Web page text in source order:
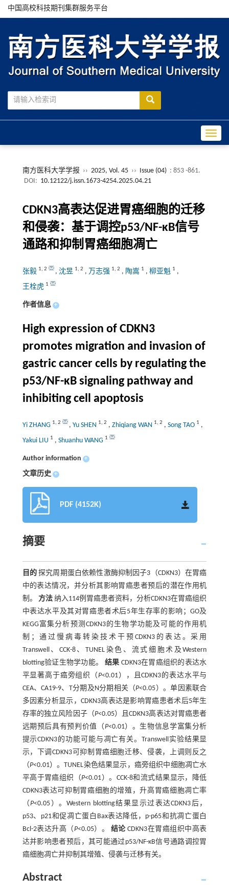
中国高校科技期刊集群服务平台
南方医科大学学报 ›› 2025, Vol. 45 ›› Issue (04) : 853 -861.
DOI: 10.12122/j.issn.1673-4254.2025.04.21
CDKN3高表达促进胃癌细胞的迁移
和侵袭：基于调控p53/NF-κB信号
通路和抑制胃癌细胞凋亡
张毅 1, 2 , 沈昱 1, 2 , 万志强 1, 2 , 陶嵩 1 , 柳亚魁 1 ,
王栓虎 1
作者信息 +
High expression of CDKN3
promotes migration and invasion of
gastric cancer cells by regulating the
p53/NF-κB signaling pathway and
inhibiting cell apoptosis
Yi ZHANG 1, 2 , Yu SHEN 1, 2 , Zhiqiang WAN 1, 2 , Song TAO 1 ,
Yakui LIU 1 , Shuanhu WANG 1
Author information +
文章历史 +
PDF (4152K)
摘要
目的探究周期蛋白依赖性激酶抑制因子3（CDKN3）在胃癌
中的表达情况，并分析其影响胃癌患者预后的潜在作用机
制。 方法纳入114例胃癌患者资料，分析CDKN3在胃癌组织
中表达水平及其对胃癌患者术后5年生存率的影响；GO及
KEGG富集分析预测CDKN3的生物学功能及可能的作用机
制；通过慢病毒转染技术干预CDKN3的表达。采用
Transwell、CCK-8、TUNEL染色、流式细胞术及Western
blotting验证生物学功能。 结果 CDKN3在胃癌组织的表达水
平显著高于癌旁组织（P<0.01），且CDKN3的表达水平与
CEA、CA19-9、T分期及N分期相关（P<0.05）。单因素联合
多因素分析显示，CDKN3高表达是影响胃癌患者术后5年生
存率的独立风险因子（P<0.05）且CDKN3高表达对胃癌患者
远期预后具有预判价值（P<0.01）。生物信息学富集分析
提示CDKN3的功能可能与凋亡有关。Transwell实验结果显
示，下调CDKN3可抑制胃癌细胞迁移、侵袭，上调则反之
（P<0.01）。TUNEL染色结果显示，癌旁组织中细胞凋亡水
平高于胃癌组织（P<0.01）。CCK-8和流式结果显示，降低
CDKN3表达可抑制胃癌细胞的增殖，升高胃癌细胞凋亡率
（P<0.05）。Western blotting结果显示过表达CDKN3后，
p53、p21和促凋亡蛋白Bax表达降低，p-p65和抗凋亡蛋白
Bcl-2表达升高（P<0.05）。 结论CDKN3在胃癌组织中高表
达并影响患者预后，其可能通过p53/NF-κB信号通路调控胃
癌细胞凋亡并抑制其增殖、侵袭与迁移有关。
Abstract